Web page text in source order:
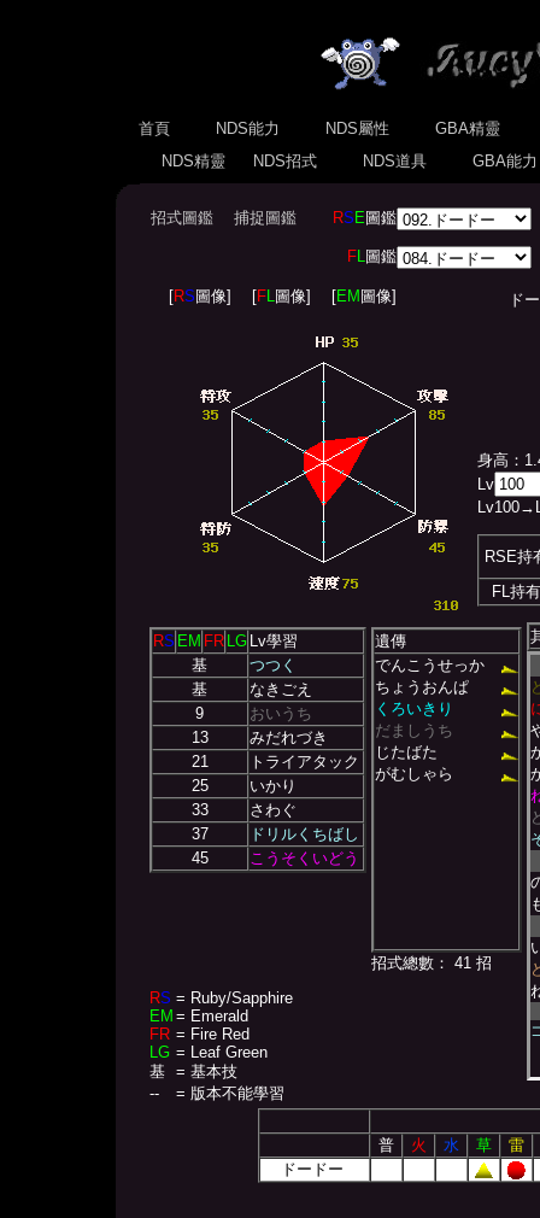
首頁 NDS能力 NDS屬性
GBA精靈
NDS精靈
NDS招式 NDS道具 GBA能
招式圖鑑 捕捉圖鑑 RS E圖鑑
FL圖鑑
[RS 圖像] [FL圖像] [EM 圖像] ドー
身高：
Lv
Lv100
RSE持
FL持有
RS EM FR LG Lv學習
基
つつく
基
なきごえ
9
おいうち
13
みだれづき
21
トライアタック
25
いかり
33
さわぐ
37
ドリルくちばし
45
こうそくいどう
RS = Ruby/Sapphire
EM = Emerald
FR = Fire Red
LG = Leaf Green
基
= 基本技
--
= 版本不能學習
遺傳
でんこうせっか
ちょうおんぱ
くろいきり
だましうち
じたばた
がむしゃら
招式總數： 41 招
普 火 水 草
雷
ドードー